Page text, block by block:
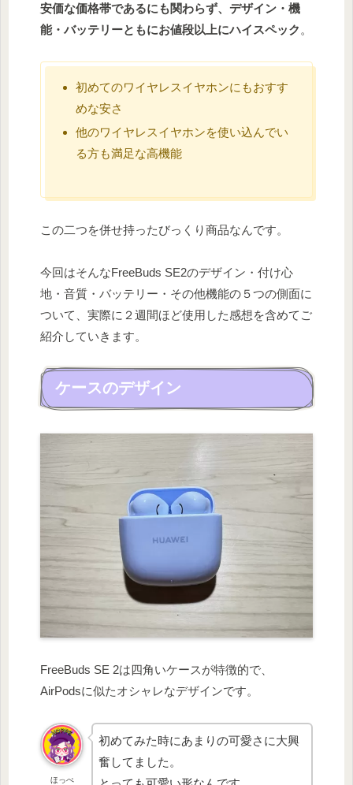
安価な価格帯であるにも関わらず、デザイン・機
能・バッテリーともにお値段以上にハイスペック 。
初めてのワイヤレスイヤホンにもおすす
めな安さ
他のワイヤレスイヤホンを使い込んでい
る方も満足な高機能
この二つを併せ持ったびっくり商品なんです。
今回はそんなFreeBuds SE2のデザイン・付け心
地・音質・バッテリー・その他機能の５つの側面に
ついて、実際に２週間ほど使用した感想を含めてご
紹介していきます。
ケースのデザイン
FreeBuds SE 2は四角いケースが特徴的で、
AirPodsに似たオシャレなデザインです。
ほっぺ
初めてみた時にあまりの可愛さに大興
奮してました。